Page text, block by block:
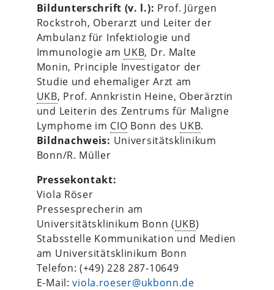
Bildunterschrift (v. l.): Prof. Jürgen
Rockstroh, Oberarzt und Leiter der
Ambulanz für Infektiologie und
Immunologie am UKB, Dr. Malte
Monin, Principle Investigator der
Studie und ehemaliger Arzt am
UKB, Prof. Annkristin Heine, Oberärztin
und Leiterin des Zentrums für Maligne
Lymphome im CIO Bonn des UKB.
Bildnachweis: Universitätsklinikum
Bonn/R. Müller
Pressekontakt:
Viola Röser
Pressesprecherin am
Universitätsklinikum Bonn (UKB)
Stabsstelle Kommunikation und Medien
am Universitätsklinikum Bonn
Telefon: (+49) 228 287-10649
E-Mail:viola.roeser@ukbonn.de